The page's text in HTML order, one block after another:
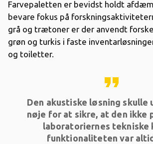
Farvepaletten er bevidst holdt
bevare fokus på
grå og trætoner er der anvendt
grøn og turkis i faste
og toiletter.
format_quote
Den akustiske løsning skulle
nøje for at sikre, at den ikke
laboratoriernes tekniske
funktionaliteten var